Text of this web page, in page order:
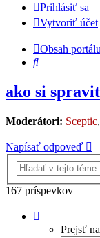
Prihlásiť sa
Vytvoriť účet
Obsah
Hľadať
ako si
Moderátori: Sceptic,
Napísať odpoveď
167 príspevkov
Prejsť